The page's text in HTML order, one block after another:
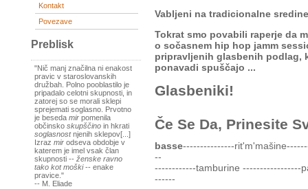
Kontakt
Povezave
Preblisk
"Nič manj značilna ni enakost
pravic v staroslovanskih
družbah. Polno pooblastilo je
pripadalo celotni skupnosti, in
zatorej so se morali sklepi
sprejemati soglasno. Prvotno
je beseda mir pomenila
občinsko skupščino in hkrati
soglasnostnjenih sklepov[...]
Izraz mir odseva obdobje v
katerem je imel vsak član
skupnosti -- ženske ravno
tako kot moški-- enake
pravice."
-- M. Eliade
Vabljeni na tradicionalne sredine
Tokrat smo povabili raperje da
o sočasnem hip hop jamm
pripravljenih glasbenih podlag,
ponavadi spuščajo ...
Glasbeniki!
Če Se Da, Prinesite
basse---------------
--
------------tamburine -----------------
------